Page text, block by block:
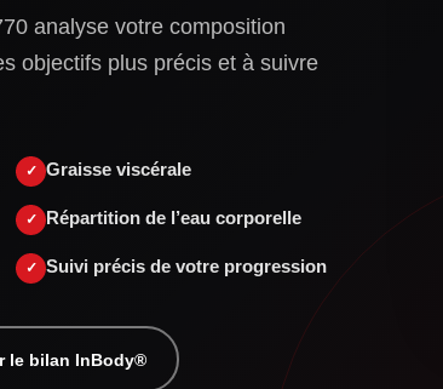
analyse votre composition
objectifs plus précis et à suivre
Graisse viscérale
Répartition de l’eau corporelle
Suivi précis de votre progression
le bilan InBody®